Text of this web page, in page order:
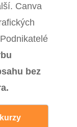
Canva
bez